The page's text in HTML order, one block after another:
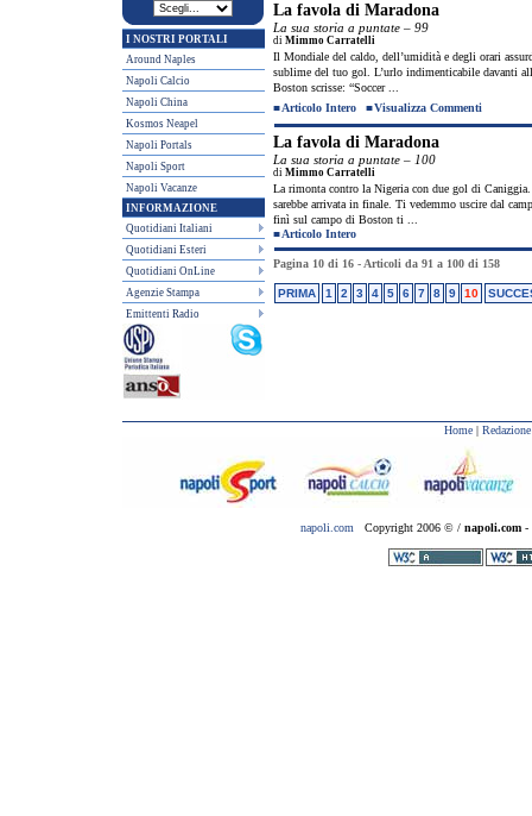
I NOSTRI PORTALI
Around Naples
Napoli Calcio
Napoli China
Kosmos Neapel
Napoli Portals
Napoli Sport
Napoli Vacanze
INFORMAZIONE
Quotidiani Italiani
Quotidiani Esteri
Quotidiani OnLine
Agenzie Stampa
Emittenti Radio
La favola di Maradona
La sua storia a puntate – 99
di Mimmo Carratelli
Il Mondiale del caldo, dell’umidità e degli orari
sublime del tuo gol. L’urlo indimenticabile davanti
Boston scrisse: “Soccer ...
■ Articolo Intero ■Visualizza Commenti
La favola di Maradona
La sua storia a puntate – 100
di Mimmo Carratelli
La rimonta contro la Nigeria con due gol di
sarebbe arrivata in finale. Ti vedemmo uscire dal
finì sul campo di Boston ti ...
■ Articolo Intero
Pagina 10 di 16 - Articoli da 91 a 100 di 158
PRIMA 1 2 3 4 5 6 7 8 9 10
Home| Redazione
napoli.com Copyright 2006 © / napoli.com-